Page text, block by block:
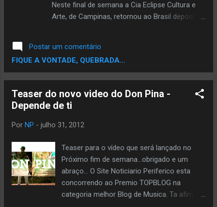
Neste final de semana a Cia Eclipse Cultura e
Arte, de Campinas, retornou ao Brasil depois de
ao prêmio recebido no Programa de
Intercâmbio e Difusão Cultural do Ministério da
Cultura Governo Federal que reconheceu toda a
anos de existência. A coordenadora, Profª Cris,
responsável pela elaboração deste projeto de
intercâmbio comenta “Foi magnifico toda a
materiais do Brasil (livros, cds, dvds...),
trouxemos muitas informações para
complementar nossas ações e estudos, esta
viagem não se resume a apenas oito dias ela
será estendida e ampliada com todos os
Postar um comentário
FIQUE A VONTADE, QUEBRADA...
Teaser do novo video do Don Pina -
Depende de ti
Por NP - julho 31, 2012
Teaser para o vídeo que será lançado no
Próximo fim de semana...obrigado e um
abraço... O Site Noticiario Periferico esta
concorrendo ao Premio TOPBLOG na
categoria melhor Blog de Musica. Ta afim de